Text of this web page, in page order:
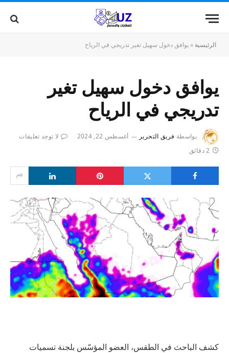
الرئيسية »يوافق دخول سهيل تغير تدريجي في الرياح
يوافق دخول سهيل تغير
تدريجي في الرياح
بواسطة فريق التحرير أغسطس 22, 2024
لا توجد تعليقات
2 دقائق
كشف الباحث في الطقس، العضو المؤسّس بلجنة تسميات